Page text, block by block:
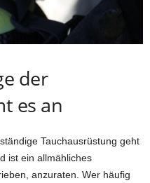
der
es an
Tauchausrüstung geht
ist ein allmähliches
anzuraten. Wer häufig